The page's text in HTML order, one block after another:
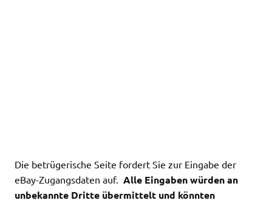
Die betrügerische Seite fordert Sie zur Eingabe der
eBay-Zugangsdaten auf. Alle Eingaben würden an
unbekannte Dritte übermittelt und könnten